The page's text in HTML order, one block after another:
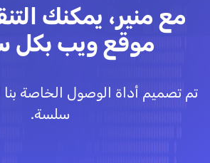
مع منير، يمكنك
موقع ويب بكل
تم تصميم أداة الوصول الخاصة بنا
سلسة.